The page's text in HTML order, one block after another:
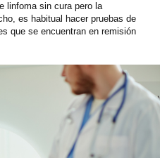
linfoma sin cura pero la
es habitual hacer pruebas de
que se encuentran en remisión